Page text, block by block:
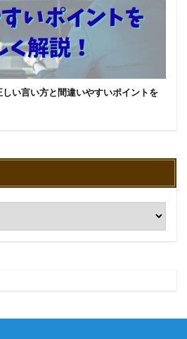
しい言い方と間違いやすいポイントを